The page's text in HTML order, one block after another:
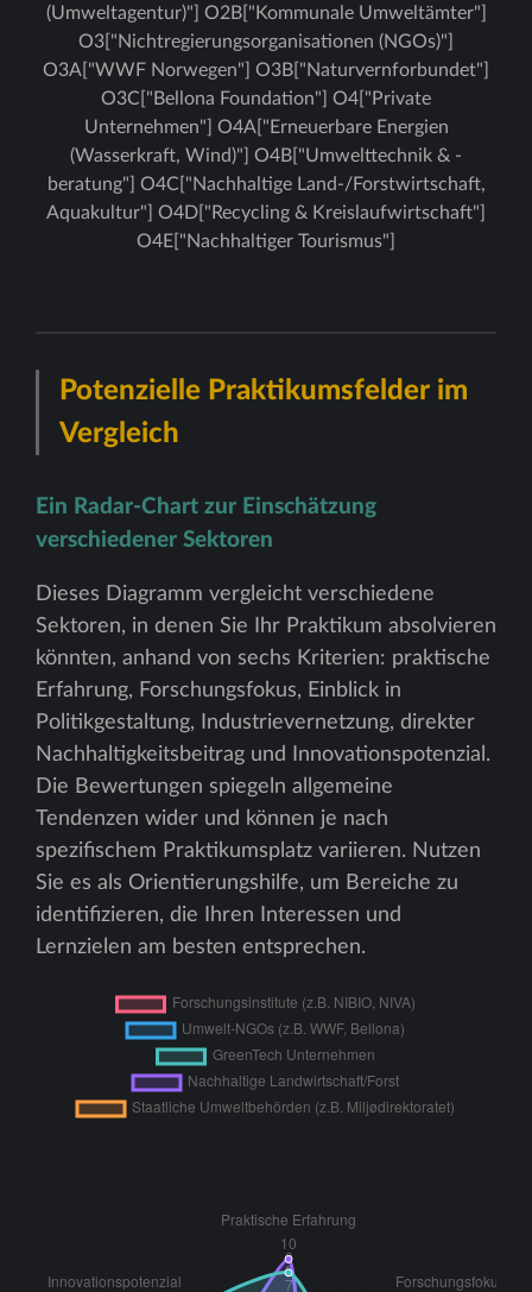
(Umweltagentur)"] O2B["Kommunale Umweltämter"]
O3["Nichtregierungsorganisationen (NGOs)"]
O3A["WWF Norwegen"] O3B["Naturvernforbundet"]
O3C["Bellona Foundation"] O4["Private
Unternehmen"] O4A["Erneuerbare Energien
(Wasserkraft, Wind)"] O4B["Umwelttechnik & -
beratung"] O4C["Nachhaltige Land-/Forstwirtschaft,
Aquakultur"] O4D["Recycling & Kreislaufwirtschaft"]
O4E["Nachhaltiger Tourismus"]
Potenzielle Praktikumsfelder im
Vergleich
Ein Radar-Chart zur Einschätzung
verschiedener Sektoren
Dieses Diagramm vergleicht verschiedene
Sektoren, in denen Sie Ihr Praktikum absolvieren
könnten, anhand von sechs Kriterien: praktische
Erfahrung, Forschungsfokus, Einblick in
Politikgestaltung, Industrievernetzung, direkter
Nachhaltigkeitsbeitrag und Innovationspotenzial.
Die Bewertungen spiegeln allgemeine
Tendenzen wider und können je nach
spezifischem Praktikumsplatz variieren. Nutzen
Sie es als Orientierungshilfe, um Bereiche zu
identifizieren, die Ihren Interessen und
Lernzielen am besten entsprechen.